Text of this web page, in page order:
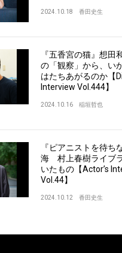
2024.10.18 香田史生
『五香宮の猫』想
の「観察」から、い
はたちあがるのか【
Interview Vol.444】
2024.10.16 稲垣哲也
『ピアニストを待ち
海 村上春樹ライブ
いたもの【Actor’s
Vol.44】
2024.10.12 香田史生